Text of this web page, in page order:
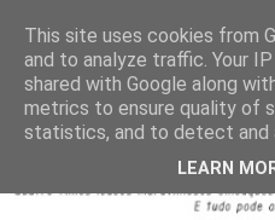
This site uses cookies from
and to analyze traffic. Your
shared with Google along
metrics to ensure quality of
statistics, and to detect and
LEARN